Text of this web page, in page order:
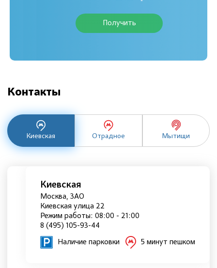
Получить
Контакты
Киевская Отрадное Мытищи
Киевская
Москва, ЗАО
Киевская улица 22
Режим работы: 08:00 - 21:00
8 (495) 105-93-44
Наличие парковки 5 минут пешком